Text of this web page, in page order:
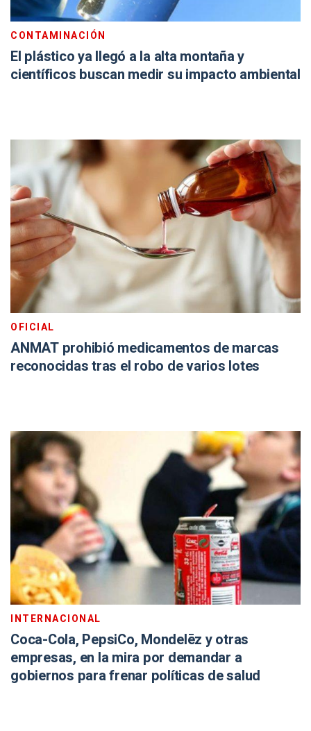
CONTAMINACIÓN
El plástico ya llegó a la alta montaña y
científicos buscan medir su impacto ambiental
OFICIAL
ANMAT prohibió medicamentos de marcas
reconocidas tras el robo de varios lotes
INTERNACIONAL
Coca-Cola, PepsiCo, Mondelēz y otras
empresas, en la mira por demandar a
gobiernos para frenar políticas de salud